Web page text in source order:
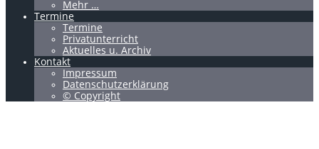
Mehr …
Termine
Termine
Privatunterricht
Aktuelles u. Archiv
Kontakt
Impressum
Datenschutzerklärung
© Copyright